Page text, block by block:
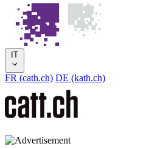
IT
FR (cath.ch) DE (kath.ch)